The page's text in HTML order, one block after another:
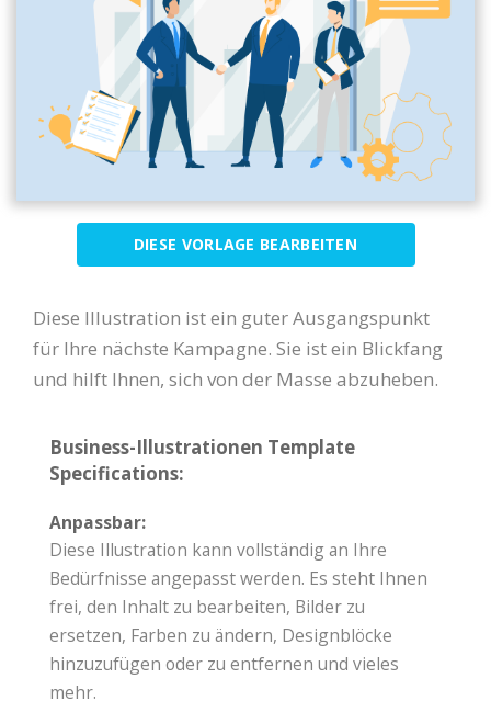
DIESE VORLAGE BEARBEITEN
Diese Illustration ist ein guter Ausgangspunkt
für Ihre nächste Kampagne. Sie ist ein Blickfang
und hilft Ihnen, sich von der Masse abzuheben.
Business-Illustrationen Template
Specifications:
Anpassbar:
Diese Illustration kann vollständig an Ihre
Bedürfnisse angepasst werden. Es steht Ihnen
frei, den Inhalt zu bearbeiten, Bilder zu
ersetzen, Farben zu ändern, Designblöcke
hinzuzufügen oder zu entfernen und vieles
mehr.